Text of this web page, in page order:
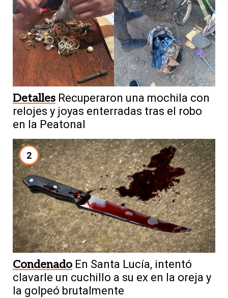
Detalles Recuperaron una mochila con
relojes y joyas enterradas tras el robo
en la Peatonal
2
Condenado En Santa Lucía, intentó
clavarle un cuchillo a su ex en la oreja y
la golpeó brutalmente